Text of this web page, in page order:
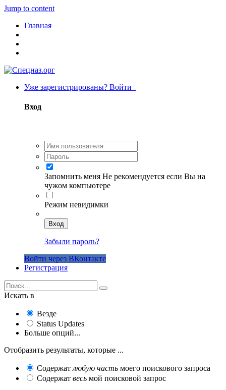
Jump to content
Главная
Уже зарегистрированы? Войти
Вход
Запомнить меня Не рекомендуется если Вы на
чужом компьютере
Режим невидимки
Вход
Забыли пароль?
Войти через ВКонтакте
Регистрация
Искать в
Везде
Status Updates
Больше опций...
Отобразить результаты, которые ...
Содержат любую часть моего поискового запроса
Содержат весь мой поисковой запрос